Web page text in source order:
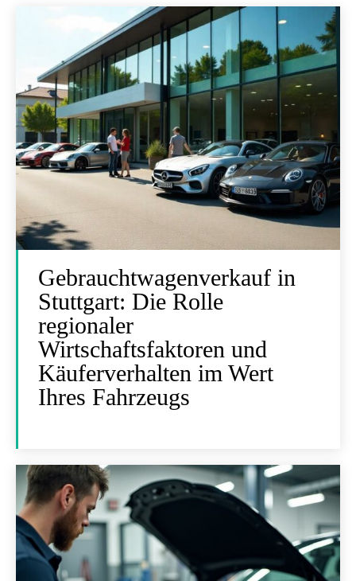
Gebrauchtwagenverkauf in
Stuttgart: Die Rolle
regionaler
Wirtschaftsfaktoren und
Käuferverhalten im Wert
Ihres Fahrzeugs